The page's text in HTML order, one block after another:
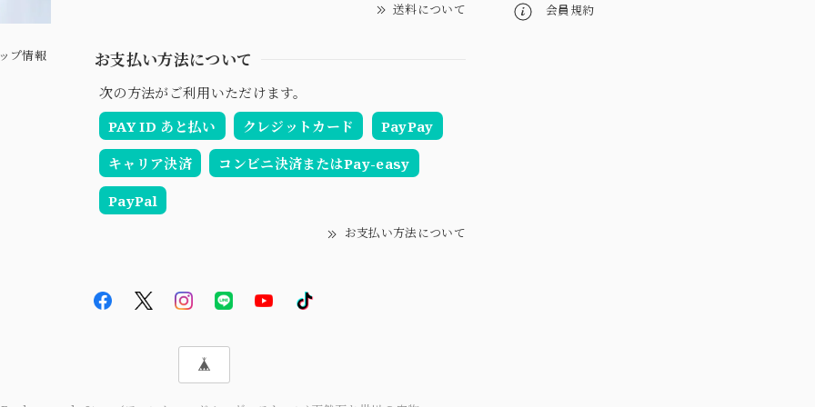
プ情報
送料について
お支払い方法について
次の方法がご利用いただけます。
PAY ID あと払い
クレジットカード PayPay
キャリア決済 コンビニ決済またはPay-easy
PayPal
お支払い方法について
会員規約